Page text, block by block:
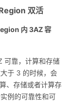
双活
内 3AZ 容
可靠，计算和存储
于 3 的时候，会
、存储或者计算存
例的可靠性和可